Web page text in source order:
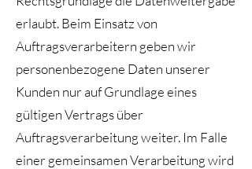
erlaubt. Beim Einsatz von
Auftragsverarbeitern geben wir
personenbezogene Daten unserer
Kunden nur auf Grundlage eines
gültigen Vertrags über
Auftragsverarbeitung weiter. Im Falle
einer gemeinsamen Verarbeitung wird